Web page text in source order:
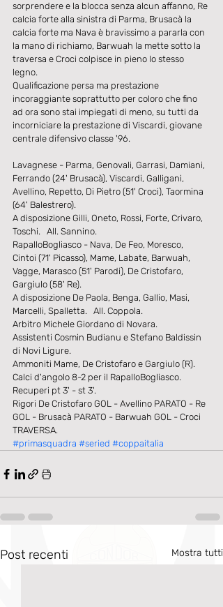
sorprendere e la blocca senza alcun affanno, Re
calcia forte alla sinistra di Parma, Brusacà la
calcia forte ma Nava è bravissimo a pararla con
la mano di richiamo, Barwuah la mette sotto la
traversa e Croci colpisce in pieno lo stesso
legno.
Qualificazione persa ma prestazione
incoraggiante soprattutto per coloro che fino
ad ora sono stai impiegati di meno, su tutti da
incorniciare la prestazione di Viscardi, giovane
centrale difensivo classe '96.
Lavagnese - Parma, Genovali, Garrasi, Damiani,
Ferrando (24' Brusacà), Viscardi, Galligani,
Avellino, Repetto, Di Pietro (51' Croci), Taormina
(64' Balestrero).
A disposizione Gilli, Oneto, Rossi, Forte, Crivaro,
Toschi.   All. Sannino.
RapalloBogliasco - Nava, De Feo, Moresco,
Cintoi (71' Picasso), Mame, Labate, Barwuah,
Vagge, Marasco (51' Parodi), De Cristofaro,
Gargiulo (58' Re).
A disposizione De Paola, Benga, Gallio, Masi,
Marcelli, Spalletta.   All. Coppola.
Arbitro Michele Giordano di Novara.
Assistenti Cosmin Budianu e Stefano Baldissin
di Novi Ligure.
Ammoniti Mame, De Cristofaro e Gargiulo (R).
Calci d'angolo 8-2 per il RapalloBogliasco.
Recuperi pt 3' - st 3'.
Rigori De Cristofaro GOL - Avellino PARATO - Re
GOL - Brusacà PARATO - Barwuah GOL - Croci
TRAVERSA.
#primasquadra #seried #coppaitalia
Post recenti Mostra tutti